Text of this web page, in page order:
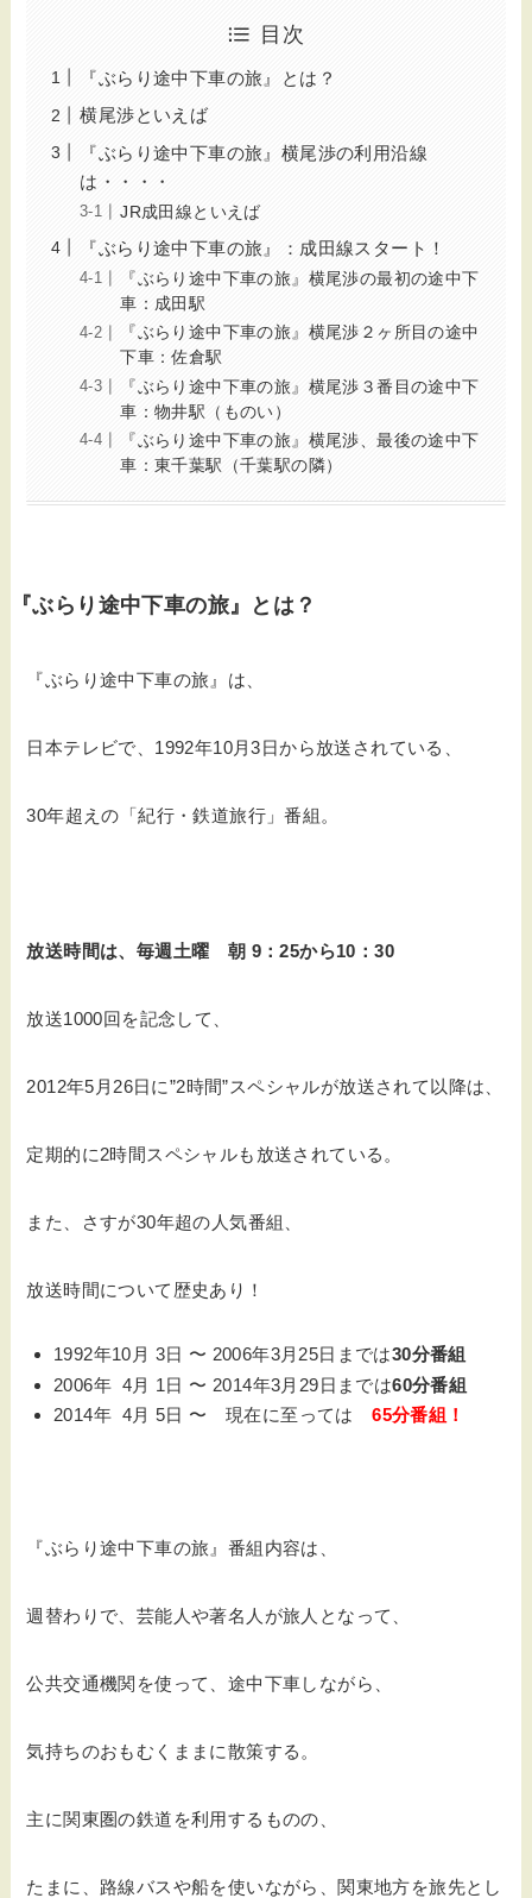
目次
『ぶらり途中下車の旅』とは？
横尾渉といえば
『ぶらり途中下車の旅』横尾渉の利用沿線
は・・・・
JR成田線といえば
『ぶらり途中下車の旅』：成田線スタート！
『ぶらり途中下車の旅』横尾渉の最初の途中下
車：成田駅
『ぶらり途中下車の旅』横尾渉２ヶ所目の途中
下車：佐倉駅
『ぶらり途中下車の旅』横尾渉３番目の途中下
車：物井駅（ものい）
『ぶらり途中下車の旅』横尾渉、最後の途中下
車：東千葉駅（千葉駅の隣）
『ぶらり途中下車の旅』とは？
『ぶらり途中下車の旅』は、
日本テレビで、1992年10月3日から放送されている、
30年超えの「紀行・鉄道旅行」番組。
放送時間は、毎週土曜 朝 9：25から10：30
放送1000回を記念して、
2012年5月26日に”2時間”スペシャルが放送されて以降は、
定期的に2時間スペシャルも放送されている。
また、さすが30年超の人気番組、
放送時間について歴史あり！
1992年10月 3日 〜 2006年3月25日までは30分番組
2006年 4月 1日 〜 2014年3月29日までは60分番組
2014年 4月 5日 〜 現在に至っては65分番組！
『ぶらり途中下車の旅』番組内容は、
週替わりで、芸能人や著名人が旅人となって、
公共交通機関を使って、途中下車しながら、
気持ちのおもむくままに散策する。
主に関東圏の鉄道を利用するものの、
たまに、路線バスや船を使いながら、関東地方を旅先とし